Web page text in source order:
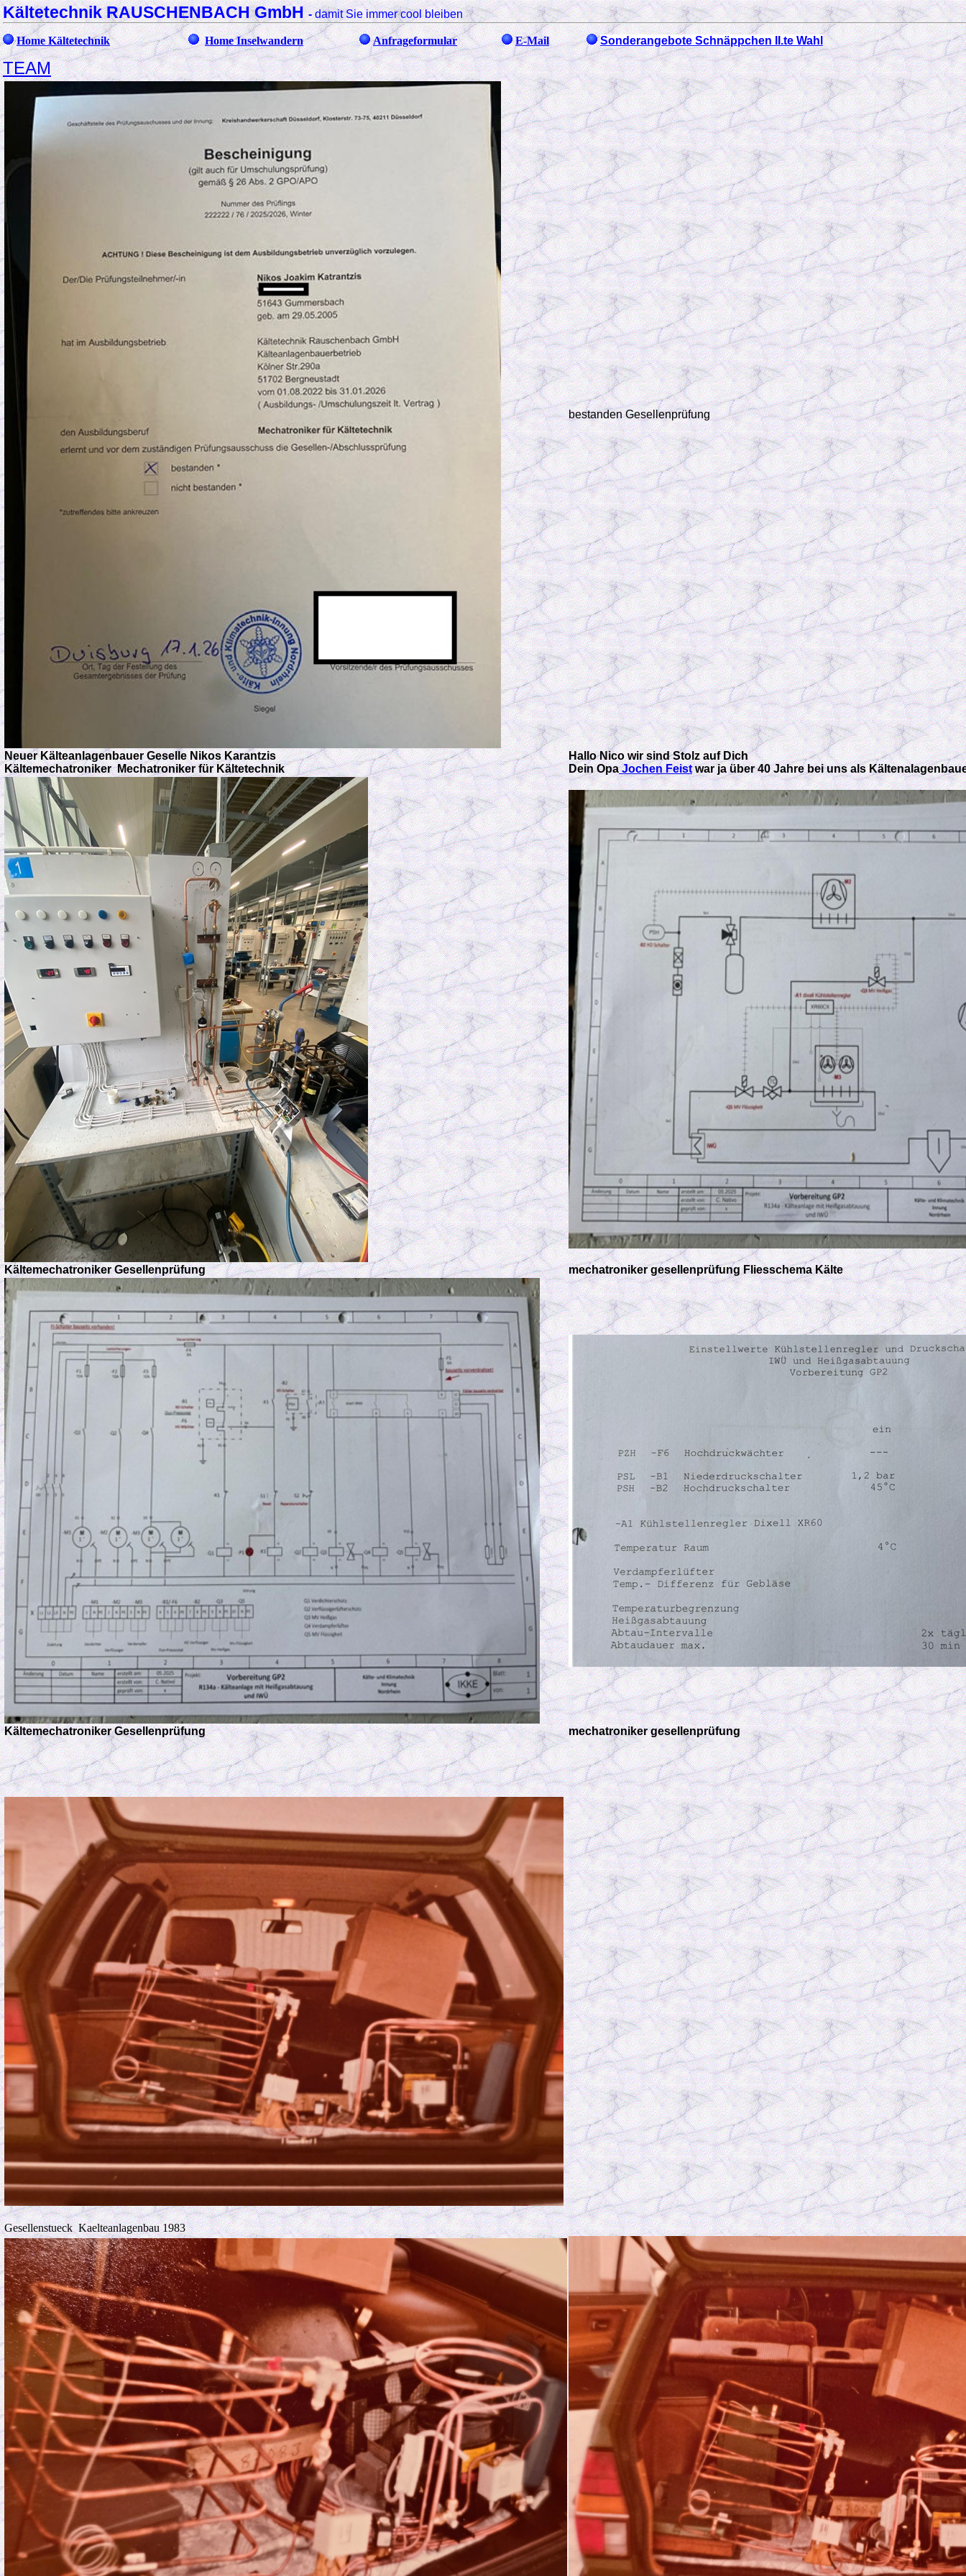
Kältetechnik RAUSCHENBACH GmbH-damit Sie immer cool bleiben
Home Kältetechnik Home Inselwandern Anfrageformular E-Mail Sonderangebote Schnäppchen II.te Wahl
TEAM
bestanden Gesellenprüfung
Neuer Kälteanlagenbauer Geselle Nikos Karantzis
Kältemechatroniker Mechatroniker für Kältetechnik
Hallo Nico wir sind Stolz auf Dich
Dein OpaJochen Feistwar ja über 40 Jahre bei uns als
Kältemechatroniker Gesellenprüfung mechatroniker gesellenprüfung Fliesschema Kälte
Kältemechatroniker Gesellenprüfung mechatroniker gesellenprüfung
Gesellenstueck Kaelteanlagenbau 1983